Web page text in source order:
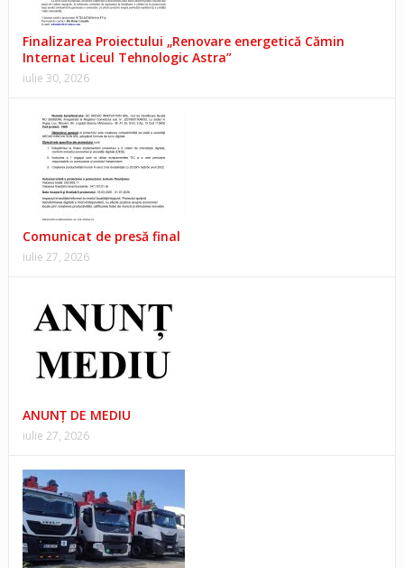
Finalizarea Proiectului „Renovare energetică Cămin
Internat Liceul Tehnologic Astra”
iulie 30, 2026
Comunicat de presă final
iulie 27, 2026
ANUNŢ DE MEDIU
iulie 27, 2026